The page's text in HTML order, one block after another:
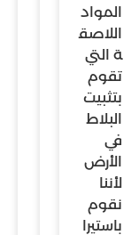
المواد
اللاصق
ة التي
تقوم
بتثبيت
البلاط
في
الأرض
لأننا
نقوم
باستيرا